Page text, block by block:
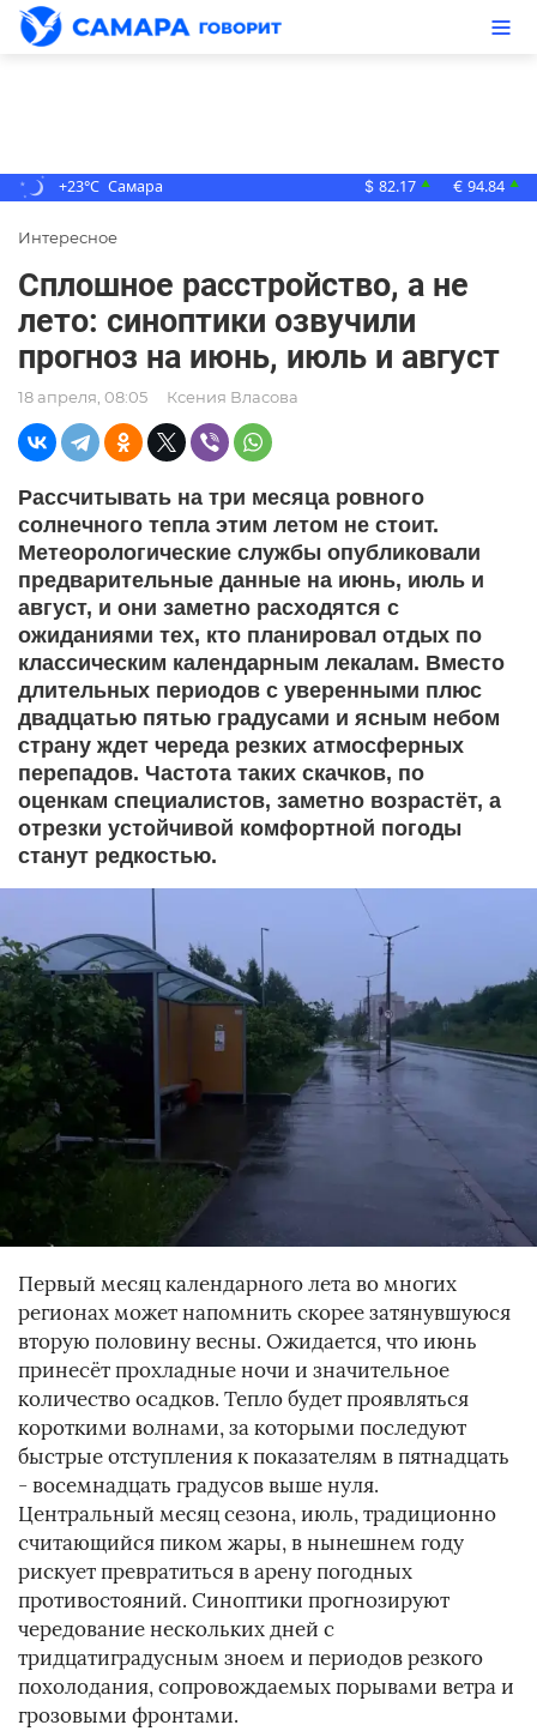
+23°C Самара $ 82.17 ▲ € 94.84 ▲
Интересное
Сплошное расстройство, а не
лето: синоптики озвучили
прогноз на июнь, июль и август
18 апреля, 08:05 Ксения Власова
Рассчитывать на три месяца ровного
солнечного тепла этим летом не стоит.
Метеорологические службы опубликовали
предварительные данные на июнь, июль и
август, и они заметно расходятся с
ожиданиями тех, кто планировал отдых по
классическим календарным лекалам. Вместо
длительных периодов с уверенными плюс
двадцатью пятью градусами и ясным небом
страну ждет череда резких атмосферных
перепадов. Частота таких скачков, по
оценкам специалистов, заметно возрастёт, а
отрезки устойчивой комфортной погоды
станут редкостью.
Первый месяц календарного лета во многих
регионах может напомнить скорее затянувшуюся
вторую половину весны. Ожидается, что июнь
принесёт прохладные ночи и значительное
количество осадков. Тепло будет проявляться
короткими волнами, за которыми последуют
быстрые отступления к показателям в пятнадцать
- восемнадцать градусов выше нуля.
Центральный месяц сезона, июль, традиционно
считающийся пиком жары, в нынешнем году
рискует превратиться в арену погодных
противостояний. Синоптики прогнозируют
чередование нескольких дней с
тридцатиградусным зноем и периодов резкого
похолодания, сопровождаемых порывами ветра и
грозовыми фронтами.